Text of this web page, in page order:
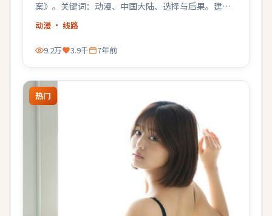
案》。关键词：动漫、中国大陆、选择与后果。建议
关灯戴耳机。
动漫 · 线路
9.2万 3.9千 7年前
热门